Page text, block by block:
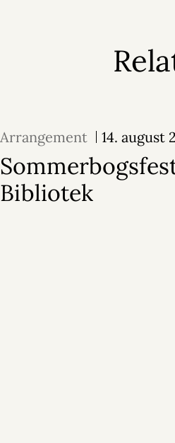
Arrangement 14. august
Bibliotek